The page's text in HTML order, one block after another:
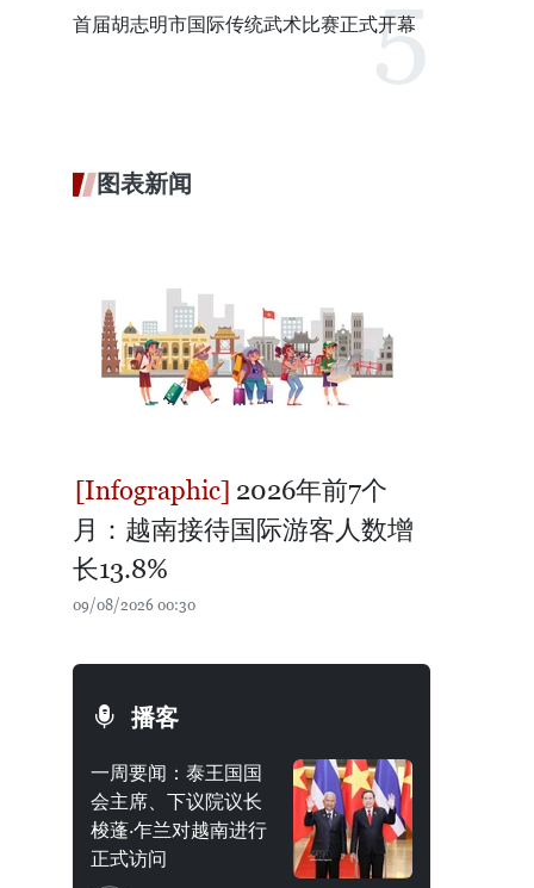
首届胡志明市国际传统武术比赛正式开幕
图表新闻
2026年前7个
月：越南接待国际游客人数增
长13.8%
09/08/2026 00:30
播客
一周要闻：泰王国国
会主席、下议院议长
梭蓬·乍兰对越南进行
正式访问